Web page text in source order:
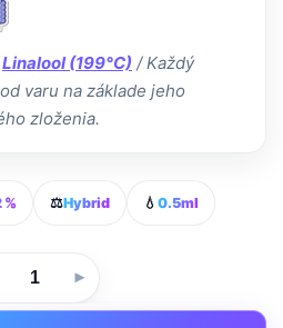
Linalool (199°C) / Každý
varu na základe jeho
zloženia.
% ⚖️Hybrid 💧 0.5ml